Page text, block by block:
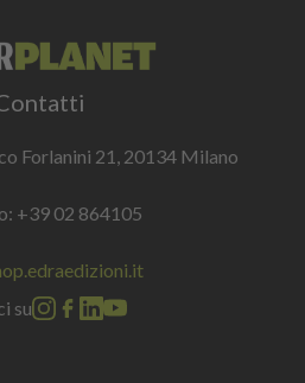
Forlanini 21, 20134 Milano
+39 02 864105
su